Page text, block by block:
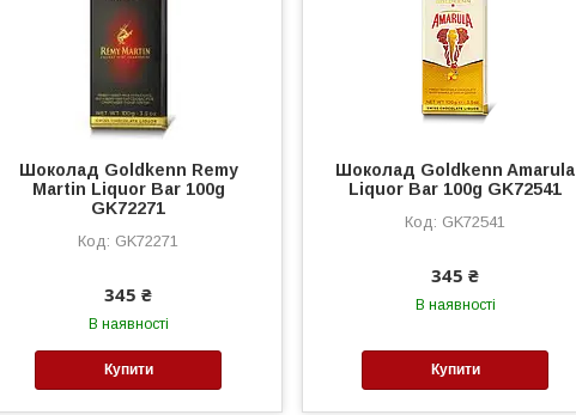
Шоколад Goldkenn Remy
Martin Liquor Bar 100g
GK72271
GK72271
345 ₴
В наявності
Купити
Шоколад Goldkenn Amarula
Liquor Bar 100g GK72541
GK72541
345 ₴
В наявності
Купити